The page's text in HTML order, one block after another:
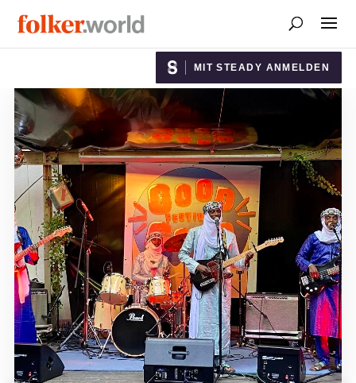
MIT STEADY ANMELDEN